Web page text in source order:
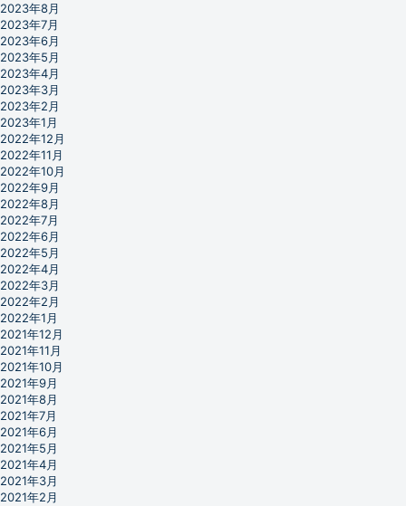
2023年8月
2023年7月
2023年6月
2023年5月
2023年4月
2023年3月
2023年2月
2023年1月
2022年12月
2022年11月
2022年10月
2022年9月
2022年8月
2022年7月
2022年6月
2022年5月
2022年4月
2022年3月
2022年2月
2022年1月
2021年12月
2021年11月
2021年10月
2021年9月
2021年8月
2021年7月
2021年6月
2021年5月
2021年4月
2021年3月
2021年2月